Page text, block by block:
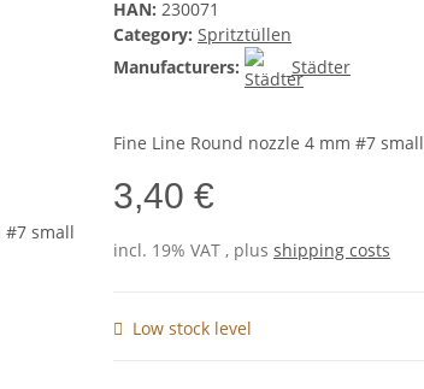
HAN: 230071
Category: Spritztüllen
Manufacturers:
Städter
Fine Line Round nozzle 4 mm #7 small
3,40 €
incl. 19% VAT , plus shipping costs
Low stock level